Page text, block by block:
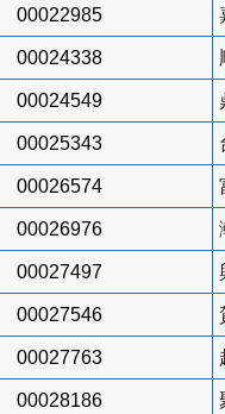
00022985
00024338
00024549
00025343
00026574
00026976
00027497
00027546
00027763
00028186